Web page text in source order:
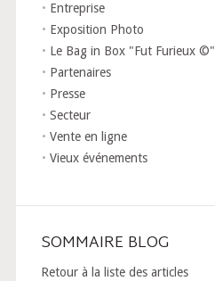
Entreprise
Exposition Photo
Le Bag in Box "Fut Furieux ©"
Partenaires
Presse
Secteur
Vente en ligne
Vieux événements
SOMMAIRE BLOG
Retour à la liste des articles